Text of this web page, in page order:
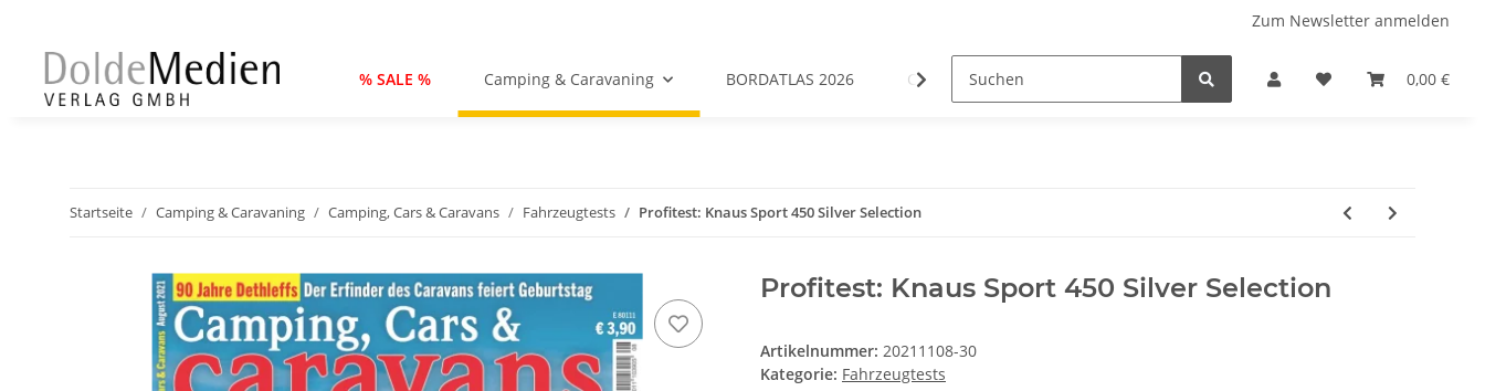
Zum Newsletter anmelden
0,00 €
% SALE % Camping & Caravaning BORDATLAS 2026 Camping- & Stellplatzführer WINZERATLAS 2026 Lifestyle &
Startseite Camping & Caravaning Camping, Cars & Caravans Fahrzeugtests Profitest: Knaus Sport 450 Silver Selection
Profitest: Knaus Sport 450 Silver Selection
Artikelnummer: 20211108-30
Kategorie: Fahrzeugtests